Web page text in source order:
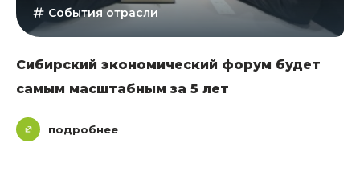
События отрасли
Сибирский экономический форум будет
самым масштабным за 5 лет
подробнее